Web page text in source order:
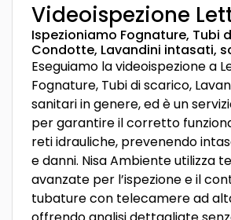
Videoispezione
Ispezioniamo Fognature, Tubi
Condotte, Lavandini intasati,
Eseguiamo la videoispezione a
Fognature, Tubi di scarico,
sanitari in genere, ed è un
per garantire il corretto
reti idrauliche, prevenendo
e danni. Nisa Ambiente utilizza
avanzate per l’ispezione e il
tubature con telecamere ad